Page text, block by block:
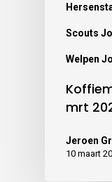
Scouts
Welpen
mrt
Jeroen
10 maart